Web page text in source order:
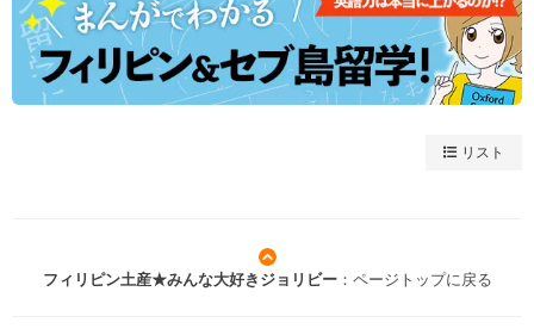
リスト
フィリピン土産★みんな大好きジョリビー：ページトップに戻る